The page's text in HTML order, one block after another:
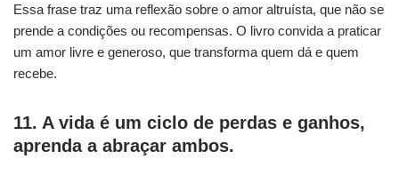
Essa frase traz uma reflexão sobre o amor altruísta, que não se
prende a condições ou recompensas. O livro convida a praticar
um amor livre e generoso, que transforma quem dá e quem
recebe.
11. A vida é um ciclo de perdas e ganhos,
aprenda a abraçar ambos.